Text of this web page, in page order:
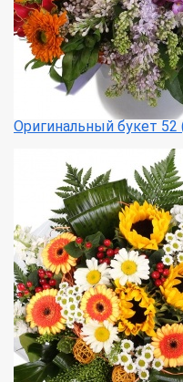
Оригинальный букет